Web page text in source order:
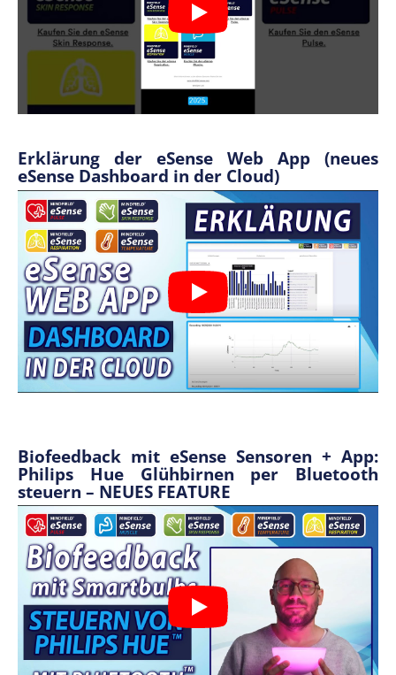
Erklärung der eSense Web App (neues
eSense Dashboard in der Cloud)
Biofeedback mit eSense Sensoren + App:
Philips Hue Glühbirnen per Bluetooth
steuern – NEUES FEATURE